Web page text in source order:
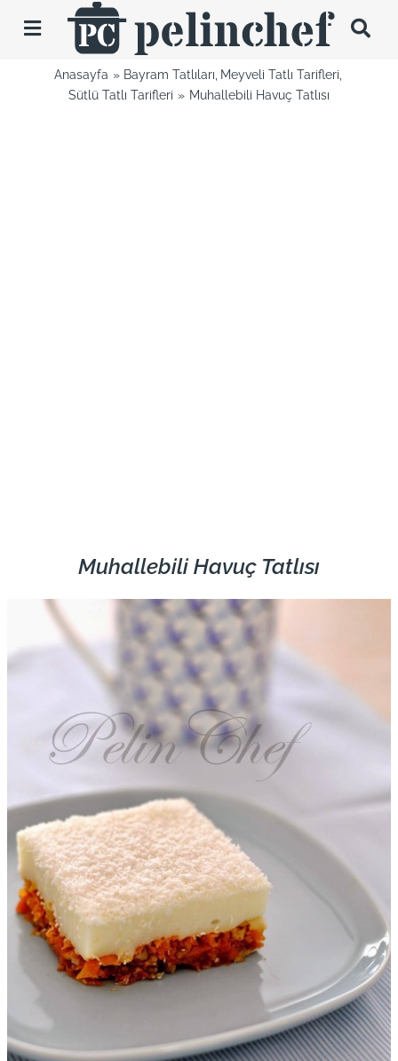
Toggle
Navigation
Tarifler
Anasayfa Bayram Tatlıları Meyveli Tatlı Tarifleri
Sütlü Tatlı Tarifleri
Muhallebili Havuç Tatlısı
Muhallebili Havuç Tatlısı